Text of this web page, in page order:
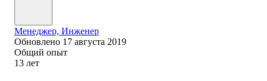
Менеджер, Инженер
Обновлено 17 августа 2019
Общий опыт
13 лет